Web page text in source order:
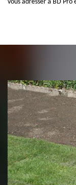
vous adresser à BD